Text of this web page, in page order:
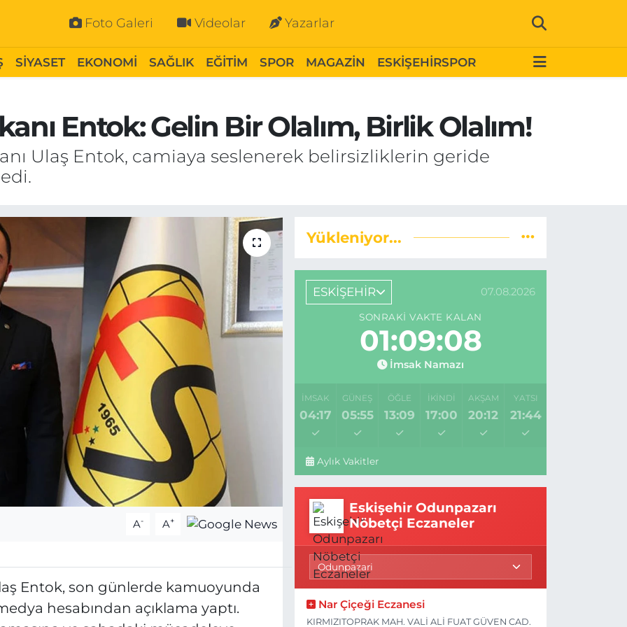
Foto Galeri Videolar Yazarlar
SİYASET EKONOMİ SAĞLIK EĞİTİM SPOR MAGAZİN ESKİŞEHİRSPOR
Entok: Gelin Bir Olalım, Birlik Olalım!
Ulaş Entok, camiaya seslenerek belirsizliklerin geride
A- A+
Entok, son günlerde kamuoyunda
hesabından açıklama yaptı.
Yükleniyor...
ESKİŞEHİR 07.08.2026
SONRAKI VAKTE KALAN
01:09:07
İmsak Namazı
İMSAK
04:17
GÜNEŞ
05:55
ÖĞLE
13:09
İKINDI
17:00
AKŞAM
20:12
YATSI
21:44
Aylık Vakitler
Eskişehir Odunpazarı
Nöbetçi Eczaneler
Nar Çiçeği Eczanesi
KIRMIZITOPRAK MAH. VALİ ALİ FUAT GÜVEN CAD.